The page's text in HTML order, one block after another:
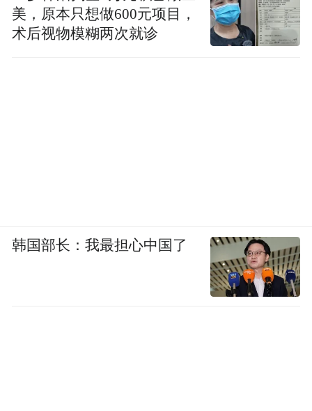
美，原本只想做600元项目，
术后视物模糊两次就诊
韩国部长：我最担心中国了